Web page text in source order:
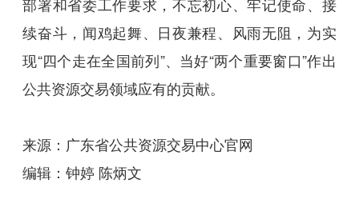
部署和省委工作要求，不忘初心、牢记使命、接
续奋斗，闻鸡起舞、日夜兼程、风雨无阻，为实
现“四个走在全国前列”、当好“两个重要窗口”作出
公共资源交易领域应有的贡献。
来源： 广东省公共资源交易中心官网
编辑：钟婷 陈炳文